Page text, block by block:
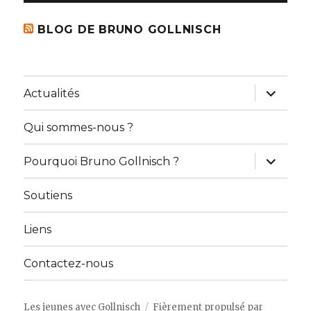
BLOG DE BRUNO GOLLNISCH
Actualités
ouvrir
le
sous-
Qui sommes-nous ?
Pourquoi Bruno Gollnisch ?
ouvrir
le
sous-
Soutiens
Liens
Contactez-nous
Les jeunes avec Gollnisch Fièrement propulsé par